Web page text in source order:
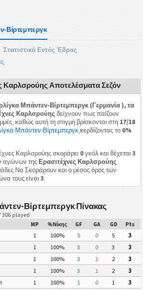
Βίρτεμπεργκ
Στατιστικά Εντός Έδρας
Καρλσρούης Αποτελέσματα Σεζόν
Μπάντεν-Βίρτεμπεργκ (Γερμανία ), τα
Καρλσρούης δείχνουν πως παίζουν
καθώς αυτή τη στιγμή βρίσκονται στη 17/18
Μπάντεν-Βίρτεμπεργκ,κερδίζοντας το 0%
Καρλσρούης σκοράρει 0γκόλ και δέχεται 3
αγώνων της Ερασιτέχνες Καρλσρούης
Να Σκοράρουν και ο μέσος όρος των
τους είναι 3.
Βίρτεμπεργκ Πίνακας
played
MP %Νίκης GF GA GD Pts
1 100% 5 0 5
3
1 100% 3 0 3
3
1 100% 3 1 2
3
1 100% 3 1 2
3
1 100% 1 0 1
3